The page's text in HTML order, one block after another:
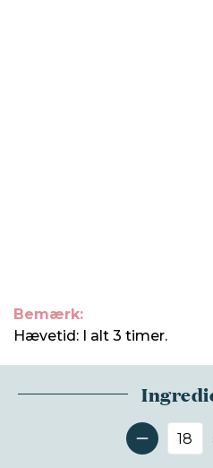
Bemærk:
Hævetid: I alt 3 timer.